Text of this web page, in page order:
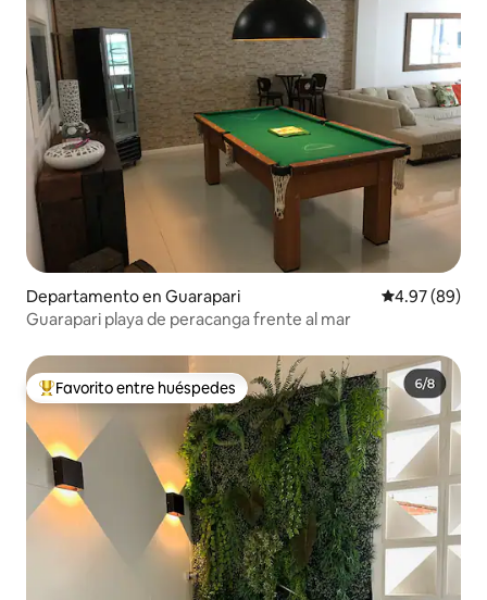
Departamento en Guarapari Calificación
4.97 (89)
Guarapari playa de peracanga frente al mar
De los mejores en Favorito entre huéspedes
Favorito entre huéspedes